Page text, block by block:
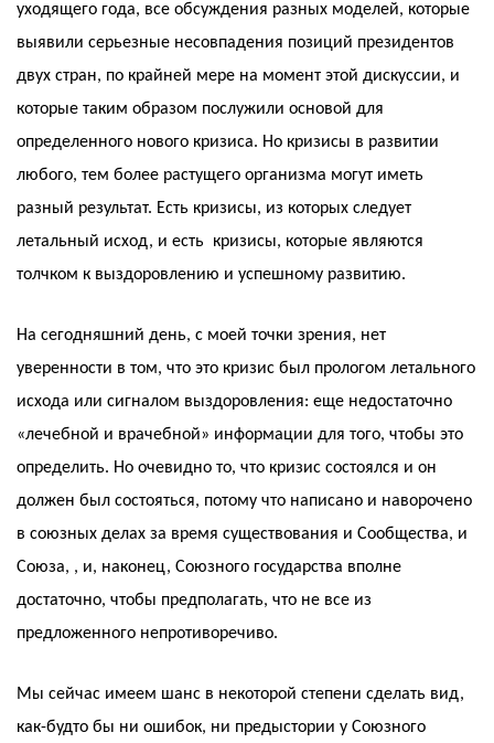
уходящего года, все обсуждения разных моделей, которые
выявили серьезные несовпадения позиций президентов
двух стран, по крайней мере на момент этой дискуссии, и
которые таким образом послужили основой для
определенного нового кризиса. Но кризисы в развитии
любого, тем более растущего организма могут иметь
разный результат. Есть кризисы, из которых следует
летальный исход, и есть кризисы, которые являются
толчком к выздоровлению и успешному развитию.
На сегодняшний день, с моей точки зрения, нет
уверенности в том, что это кризис был прологом летального
исхода или сигналом выздоровления: еще недостаточно
«лечебной и врачебной» информации для того, чтобы это
определить. Но очевидно то, что кризис состоялся и он
должен был состояться, потому что написано и наворочено
в союзных делах за время существования и Сообщества, и
Союза, , и, наконец, Союзного государства вполне
достаточно, чтобы предполагать, что не все из
предложенного непротиворечиво.
Мы сейчас имеем шанс в некоторой степени сделать вид,
как-будто бы ни ошибок, ни предыстории у Союзного